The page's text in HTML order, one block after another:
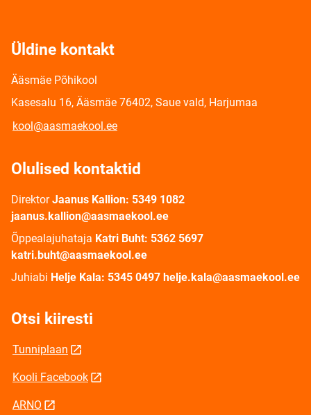
Üldine kontakt
Ääsmäe Põhikool
Kasesalu 16, Ääsmäe 76402, Saue vald, Harjumaa
kool@aasmaekool.ee
Olulised kontaktid
Direktor Jaanus Kallion: 5349 1082
jaanus.kallion@aasmaekool.ee
Õppealajuhataja Katri Buht: 5362 5697
katri.buht@aasmaekool.ee
Juhiabi Helje Kala: 5345 0497 helje.kala@aasmaekool.ee
Otsi kiiresti
Tunniplaan
Kooli Facebook
ARNO